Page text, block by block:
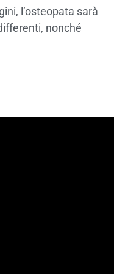
l’osteopata sarà
nonché